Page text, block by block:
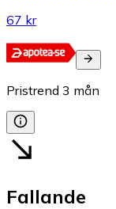
67 kr
Pristrend 3 mån
Fallande